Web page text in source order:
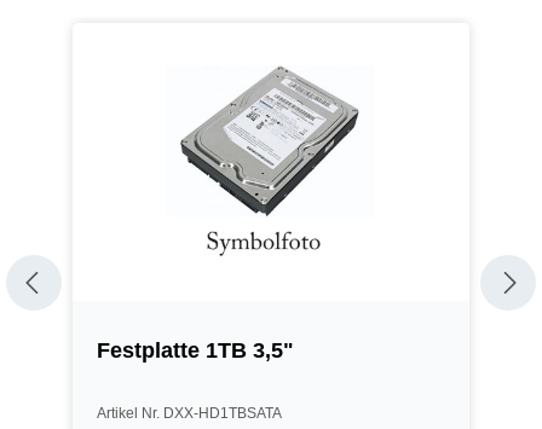
Festplatte 1TB 3,5"
Artikel Nr. DXX-HD1TBSATA